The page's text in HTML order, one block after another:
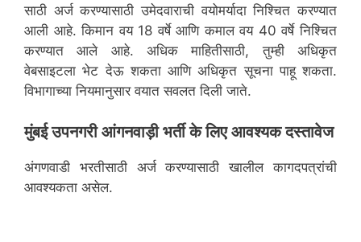
साठी अर्ज करण्यासाठी उमेदवाराची वयोमर्यादा निश्चित करण्यात
आली आहे. किमान वय 18 वर्षे आणि कमाल वय 40 वर्षे निश्चित
करण्यात आले आहे. अधिक माहितीसाठी, तुम्ही अधिकृत
वेबसाइटला भेट देऊ शकता आणि अधिकृत सूचना पाहू शकता.
विभागाच्या नियमानुसार वयात सवलत दिली जाते.
मुंबई उपनगरीआंगनवाड़ी भर्ती के लिए आवश्यक दस्तावेज
अंगणवाडी भरतीसाठी अर्ज करण्यासाठी खालील कागदपत्रांची
आवश्यकता असेल.